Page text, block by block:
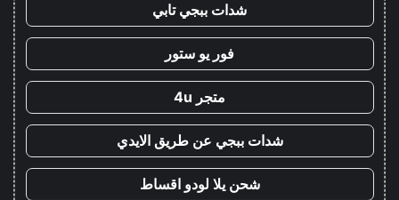
شدات ببجي تابي
فور يو ستور
متجر 4u
شدات ببجي عن طريق الايدي
شحن يلا لودو اقساط